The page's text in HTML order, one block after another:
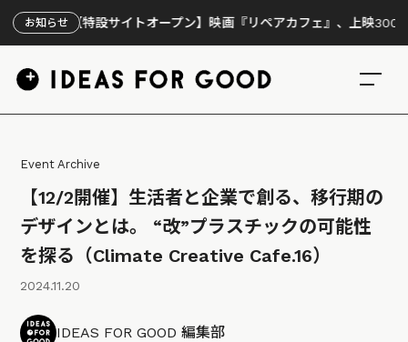
お知らせ
【特設サイトオープン】映画『リペアカフェ』、上映300回の先で見
Event Archive
【12/2開催】生活者と企業で創る、移行期の
デザインとは。 “改”プラスチックの可能性
を探る（Climate Creative Cafe.16）
2024.11.20
IDEAS FOR GOOD 編集部